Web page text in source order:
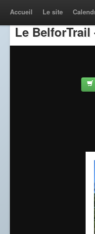
Accueil Le site
Le BelforTrail